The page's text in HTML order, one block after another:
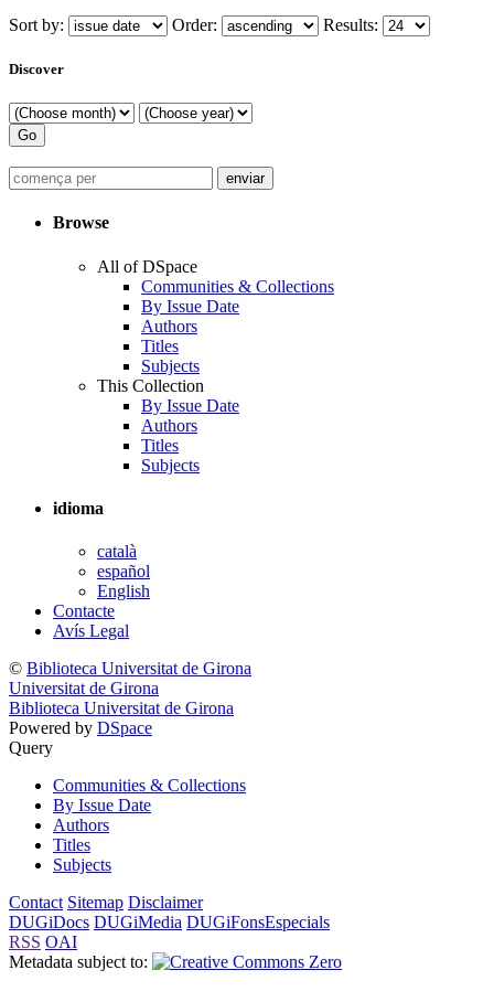
Sort by: Order: Results:
Discover
Browse
All of DSpace
Communities & Collections
By Issue Date
Authors
Titles
Subjects
This Collection
By Issue Date
Authors
Titles
Subjects
idioma
català
español
English
Contacte
Avís Legal
© Biblioteca Universitat de Girona
Universitat de Girona
Biblioteca Universitat de Girona
Powered by DSpace
Query
Communities & Collections
By Issue Date
Authors
Titles
Subjects
Contact Sitemap Disclaimer
DUGiDocs DUGiMedia DUGiFonsEspecials
RSS OAI
Metadata subject to: